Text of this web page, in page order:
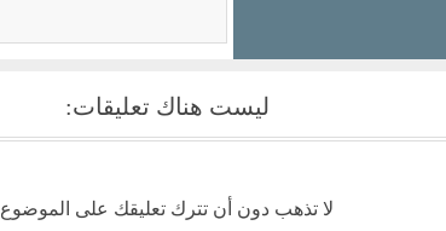
ليست هناك تعليقات:
لا تذهب دون أن تترك تعليقك على الموضوع